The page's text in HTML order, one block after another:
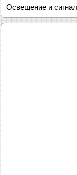
Освещение и